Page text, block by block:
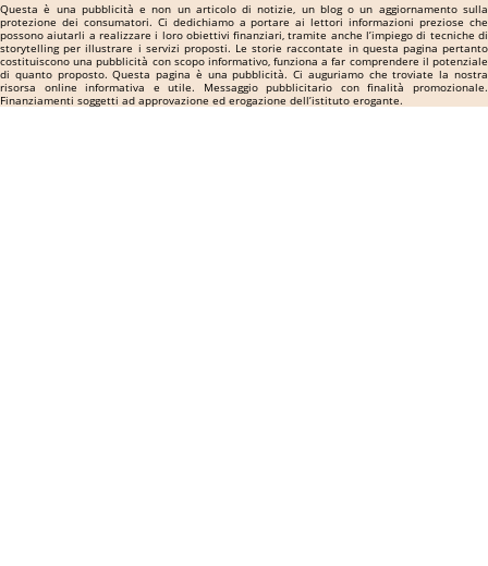
Questa è una pubblicità e non un articolo di notizie, un blog o un aggiornamento sulla
protezione dei consumatori. Ci dedichiamo a portare ai lettori informazioni preziose che
possono aiutarli a realizzare i loro obiettivi finanziari, tramite anche l’impiego di tecniche di
storytelling per illustrare i servizi proposti. Le storie raccontate in questa pagina pertanto
costituiscono una pubblicità con scopo informativo, funziona a far comprendere il potenziale
di quanto proposto. Questa pagina è una pubblicità. Ci auguriamo che troviate la nostra
risorsa online informativa e utile. Messaggio pubblicitario con finalità promozionale.
Finanziamenti soggetti ad approvazione ed erogazione dell’istituto erogante.